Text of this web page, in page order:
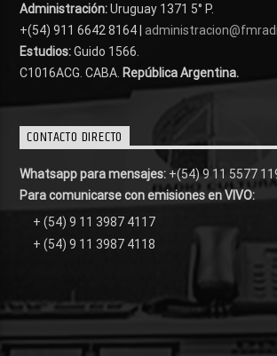
Administración:Uruguay 1371 5° P.
+(54) 911 6642 8164 |
Estudios:Guido 1566.
C1016ACG. CABA. República Argentina.
CONTACTO DIRECTO
Whatsapp para mensajes: +(54) 9 11 5577
Para comunicarse con emisiones en VIVO:
+ (54) 9 11 3987 4117
+ (54) 9 11 3987 4118